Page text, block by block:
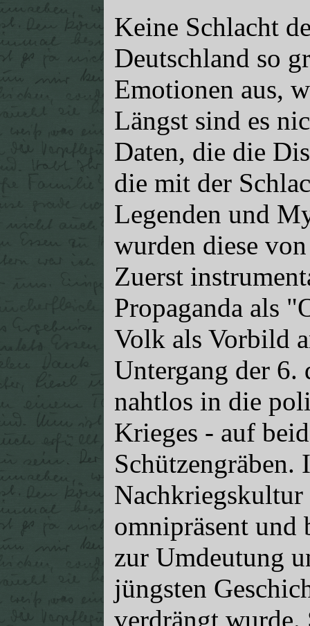
Keine Schlacht
Deutschland so
Emotionen aus,
Längst sind es
Daten, die die
die mit der
Legenden und
wurden diese
Zuerst
Propaganda als
Volk als Vorbild
Untergang der 6.
nahtlos in die
Krieges - auf
Schützengräben.
omnipräsent
zur Umdeutung
jüngsten
verdrängt